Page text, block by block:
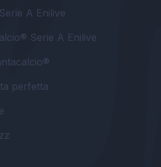
A Enilive
Serie A Enilive
perfetta